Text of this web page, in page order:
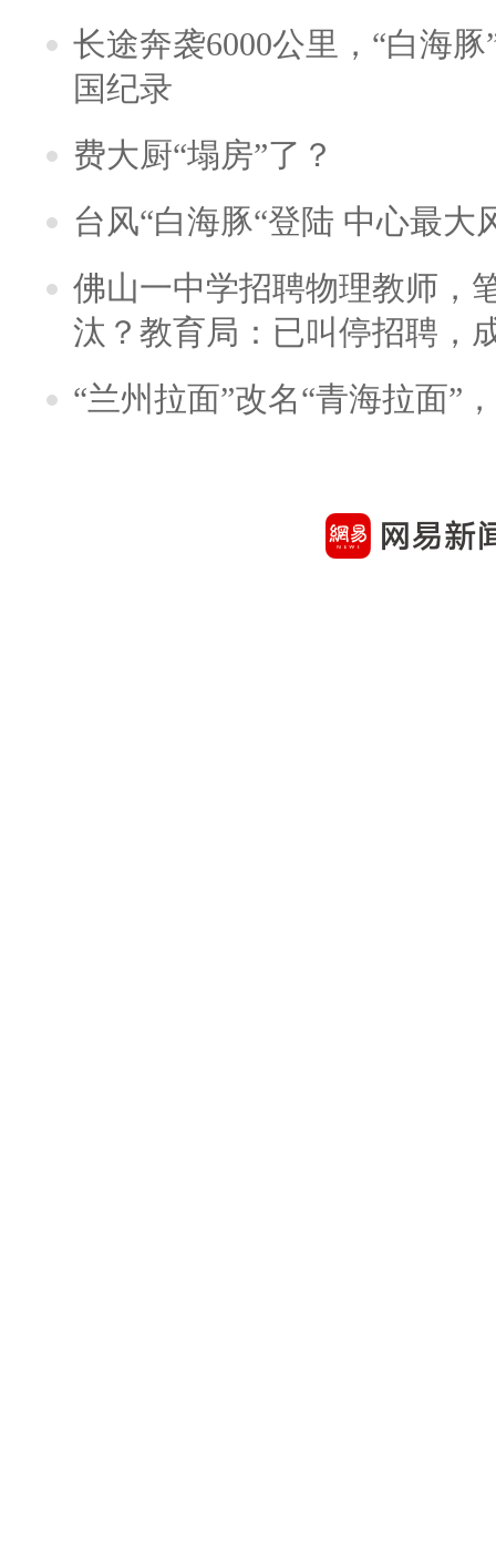
长途奔袭6000公里，“白海
国纪录
费大厨“塌房”了？
台风“白海豚“登陆 中心最大
佛山一中学招聘物理教师，
汰？教育局：已叫停招聘，
“兰州拉面”改名“青海拉面”